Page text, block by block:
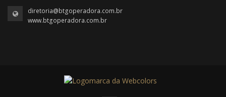
diretoria@btgoperadora.com.br
www.btgoperadora.com.br